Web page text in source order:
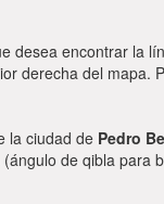
desea encontrar la
derecha del mapa.
la ciudad de Pedro
de qibla para